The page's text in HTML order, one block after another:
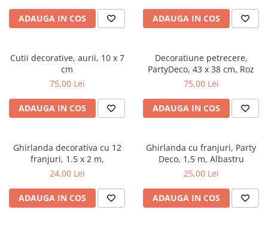
ADAUGA IN COS ADAUGA IN COS
Cutii decorative, aurii, 10 x 7
cm
75,00 Lei
ADAUGA IN COS
Decoratiune petrecere,
PartyDeco, 43 x 38 cm, Roz
75,00 Lei
ADAUGA IN COS
Ghirlanda decorativa cu 12
franjuri, 1.5 x 2 m,
24,00 Lei
ADAUGA IN COS
Ghirlanda cu franjuri, Party
Deco, 1,5 m, Albastru
25,00 Lei
ADAUGA IN COS